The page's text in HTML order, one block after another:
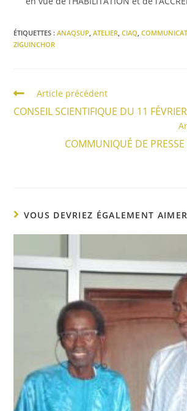
ÉTIQUETTES :ANAQSUP ATELIER CIAQ
ZIGUINCHOR
Article précédent
CONSEIL SCIENTIFIQUE DU 11
COMMUNIQUÉ DE PRESSE
VOUS DEVRIEZ ÉGALEMENT AIMER